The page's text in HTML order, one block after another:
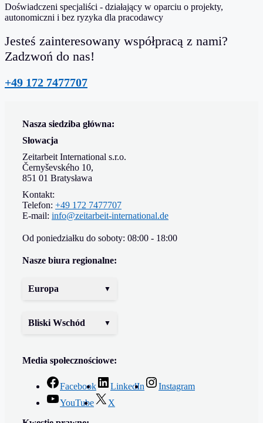
Doświadczeni specjaliści - działający w oparciu o projekty,
autonomiczni i bez ryzyka dla pracodawcy
Jesteś zainteresowany współpracą z nami?
Zadzwoń do nas!
+49 172 7477707
Nasza siedziba główna:
Słowacja
Zeitarbeit International s.r.o.
Černyševského 10,
851 01 Bratysława
Kontakt:
Telefon: +49 172 7477707
E-mail: info@zeitarbeit-international.de
Od poniedziałku do soboty: 08:00 - 18:00
Nasze biura regionalne:
Europa
Bliski Wschód
Media społecznościowe:
Facebook LinkedIn
Instagram
YouTube
X